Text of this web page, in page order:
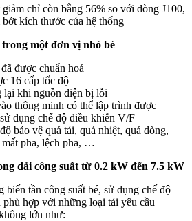
chỉ còn bằng 56% so với dòng J100,
kích thước của hệ thống
một đơn vị nhỏ bé
được chuẩn hoá
16 cấp tốc độ
khi nguồn điện bị lỗi
thông minh có thể lập trình được
dụng chế độ điều khiển V/F
bảo vệ quá tải, quá nhiệt, quá dòng,
mất pha, lệch pha, …
dải công suất từ 0.2 kW đến 7.5 kW
biến tần công suất bé, sử dụng chế độ
hợp với những loại tải yêu cầu
lớn như: